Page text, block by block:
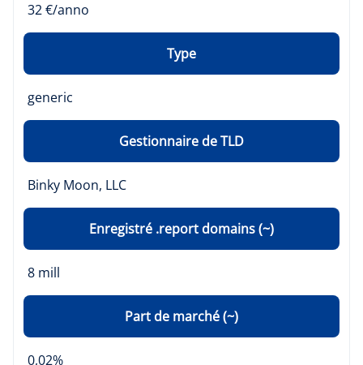
32 €/anno
Type
generic
Gestionnaire de TLD
Binky Moon, LLC
Enregistré .report domains (~)
8 mill
Part de marché (~)
0,02%